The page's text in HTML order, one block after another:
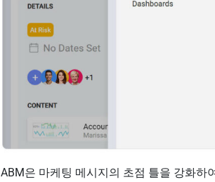
ABM은 마케팅 메시지의 초점 틀을 강화하